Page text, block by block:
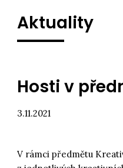
Aktuality
Hosti v
3.11.2021
V rámci předmětu